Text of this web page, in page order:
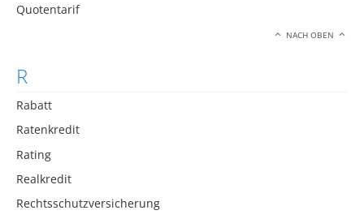
Quotentarif
NACH OBEN
R
Rabatt
Ratenkredit
Rating
Realkredit
Rechtsschutzversicherung